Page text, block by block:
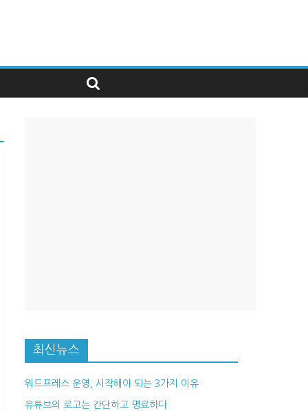
최신뉴스
워드프레스 운영, 시작해야 되는 3가지 이유
유튜브의 로고는 간단하고 명료하다